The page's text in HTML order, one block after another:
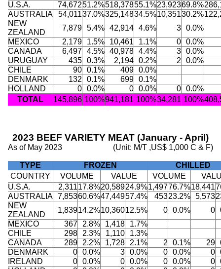
U.S.A.
74,67251.2%518,37855.1%23,92369.8%
AUSTRALIA
54,01137.0%325,14834.5%10,35130.2%
NEW
ZEALAND
7,879 5.4% 42,914 4.6% 3 0.0%
MEXICO
2,179 1.5% 10,461 1.1% 0 0.0%
CANADA
6,497 4.5% 40,978 4.4% 3 0.0%
URUGUAY
435 0.3% 2,194 0.2% 2
0.0%
CHILE
90 0.1% 409 0.0%
DENMARK
132 0.1% 699 0.1%
HOLLAND
0 0.0% 0 0.0% 0 0.0%
TOTAL
145,896 100%941,181 100%34,281 100%
2023 BEEF VARIETY MEAT (January - April)
As of May 2023 (Unit: M/T ,US$ 1,000 C & F)
TYPE FROZEN
CHILLED
COUNTRY
VOLUME VALUE VOLUME
U.S.A.
2,31117.8%20,58924.9%1,49776.7%18,441
AUSTRALIA 7,85360.6%47,44957.4% 45323.2% 5,573
NEW
ZEALAND
1,83914.2%10,36012.5% 0 0.0% 0
MEXICO
367 2.8% 1,418
1.7%
CHILE
298 2.3% 1,110
1.3%
CANADA
289 2.2% 1,728 2.1% 2 0.1% 29
DENMARK
0 0.0% 3 0.0% 0 0.0% 0
IRELAND
0 0.0% 0 0.0% 0 0.0% 0